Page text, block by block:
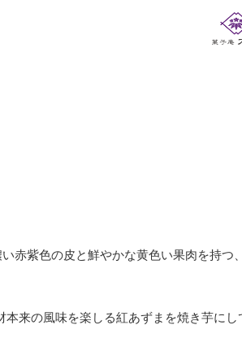
赤紫色の皮と鮮やかな黄色い果肉を持つ
来の風味を楽しる紅あずまを焼き芋にし